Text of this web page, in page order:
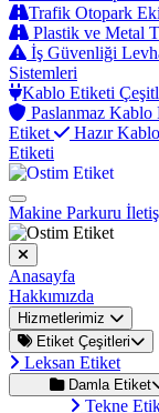
Trafik Otopark
Plastik ve Metal
İş Güvenliği
Sistemleri
Kablo Etiketi
Paslanmaz Kablo
Etiket
Hazır
Etiketi
Makine Parkuru
Anasayfa
Hakkımızda
Hizmetlerimiz
Etiket Çeşitleri
Leksan Etiket
Damla Etiket
Tekne